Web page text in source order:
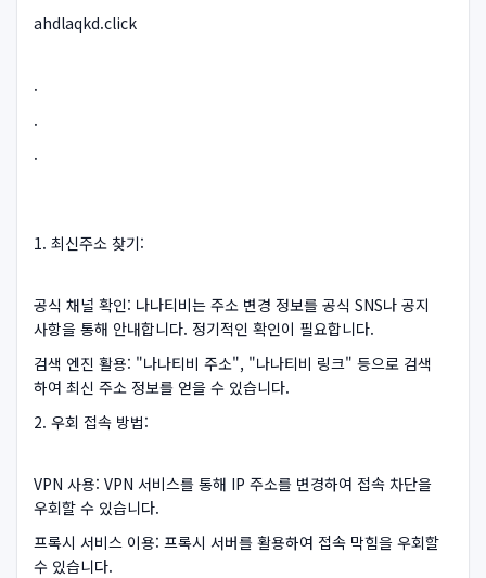
ahdlaqkd.click
.
.
.
1. 최신주소 찾기:
공식 채널 확인: 나나티비는 주소 변경 정보를 공식 SNS나 공지
사항을 통해 안내합니다. 정기적인 확인이 필요합니다.
검색 엔진 활용: "나나티비 주소", "나나티비 링크" 등으로 검색
하여 최신 주소 정보를 얻을 수 있습니다.
2. 우회 접속 방법:
VPN 사용: VPN 서비스를 통해 IP 주소를 변경하여 접속 차단을
우회할 수 있습니다.
프록시 서비스 이용: 프록시 서버를 활용하여 접속 막힘을 우회할
수 있습니다.